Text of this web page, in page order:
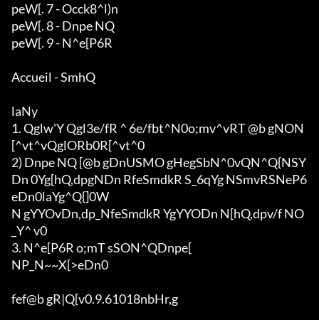
peW[. 7 - Occk8^l)n
peW[. 8 - Dnpe NQ
peW[. 9 - N^e[P6R
Accueil - SmhQ
laNy
1. Qglw'Y Qgl3e/fR ^ 6e/fbt^N0o;mv^vRT @b gNON
[^vt^vQglORb0R[^vt^0
2) Dnpe NQ [@b gDnUSMO gHegSbN^0vQN^Q{NSY
Dn 0Yg[hQ,dpgNDn RfeSmdkR S_6qYg NSmvRSNeP6
eDn0laYg^Q{]0W
N gYYOvDn,dp_NfeSmdkR YgYYODn N[hQ,dpv/f NO
_Y^ v0
3. N^e[P6R o;mT sSON^QDnpe[
NP_N~~X[>eDn0
fef@b gR|Q[v0.9.61018nbHr,g